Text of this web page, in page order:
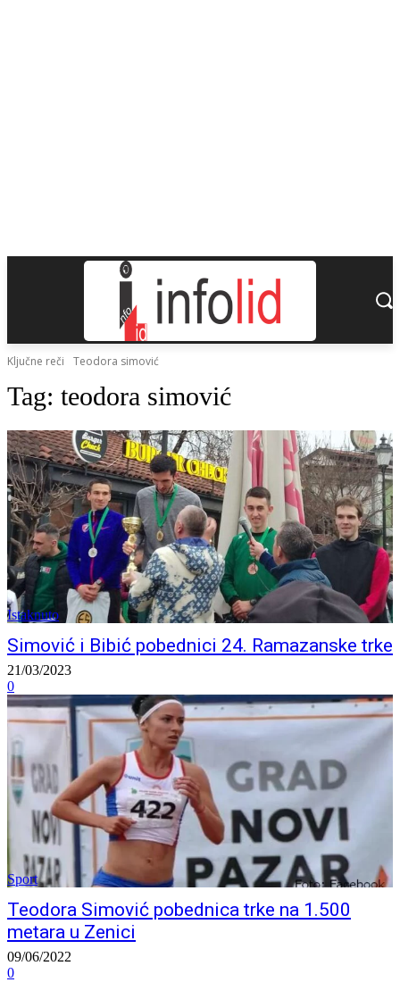
Ključne reči Teodora simović
Tag: teodora simović
Istaknuto
Simović i Bibić pobednici 24. Ramazanske trke
21/03/2023
0
Sport
Teodora Simović pobednica trke na 1.500
metara u Zenici
09/06/2022
0